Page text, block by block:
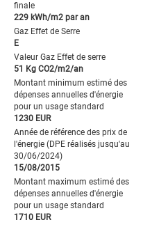
finale
229 kWh/m2 par an
Gaz Effet de Serre
E
Valeur Gaz Effet de serre
51 Kg CO2/m2/an
Montant minimum estimé des
dépenses annuelles d'énergie
pour un usage standard
1230 EUR
Année de référence des prix de
l'énergie (DPE réalisés jusqu'au
30/06/2024)
15/08/2015
Montant maximum estimé des
dépenses annuelles d'énergie
pour un usage standard
1710 EUR